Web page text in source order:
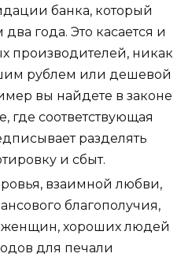
банка, который
года. Это касается и
производителей, никак
рублем или дешевой
вы найдете в законе
где соответствующая
разделять
и сбыт.
взаимной любви,
благополучия,
хороших людей
для печали